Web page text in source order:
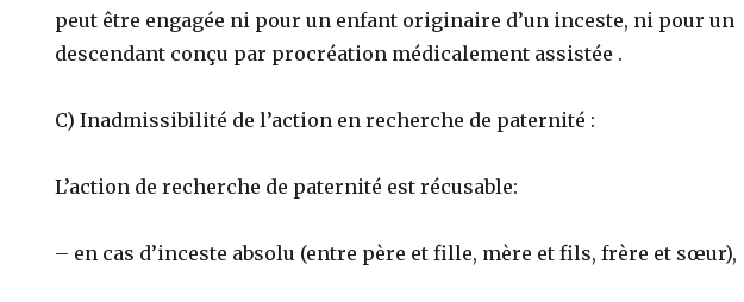
peut être engagée ni pour un enfant originaire d’un inceste, ni pour un
descendant conçu par procréation médicalement assistée .
C) Inadmissibilité de l’action en recherche de paternité :
L’action de recherche de paternité est récusable:
– en cas d’inceste absolu (entre père et fille, mère et fils, frère et sœur),